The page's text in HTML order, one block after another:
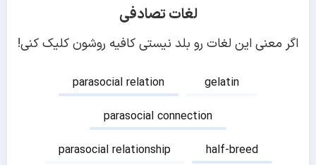
لغات تصادفی
اگر معنی این لغات رو بلد نیستی کافیه روشون کلیک کنی!
parasocial relation
gelatin
parasocial connection
parasocial relationship
half-breed